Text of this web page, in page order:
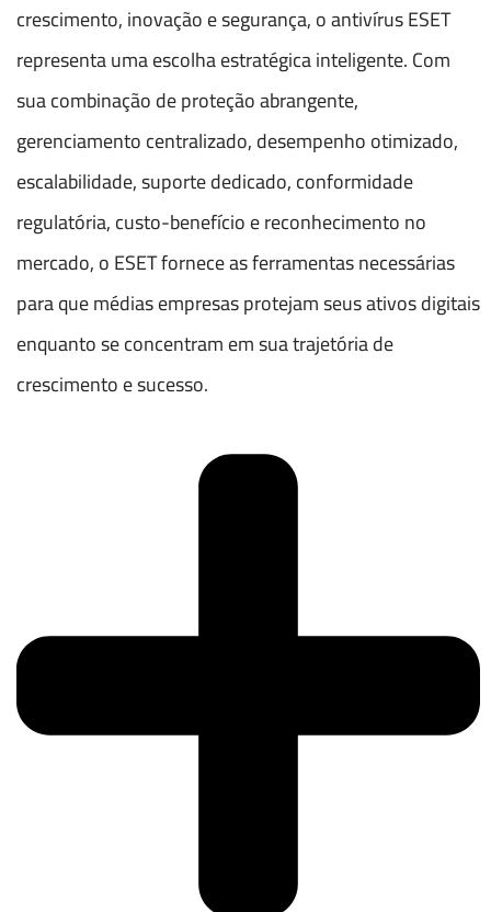
crescimento, inovação e segurança, o antivírus ESET
representa uma escolha estratégica inteligente. Com
sua combinação de proteção abrangente,
gerenciamento centralizado, desempenho otimizado,
escalabilidade, suporte dedicado, conformidade
regulatória, custo-benefício e reconhecimento no
mercado, o ESET fornece as ferramentas necessárias
para que médias empresas protejam seus ativos digitais
enquanto se concentram em sua trajetória de
crescimento e sucesso.